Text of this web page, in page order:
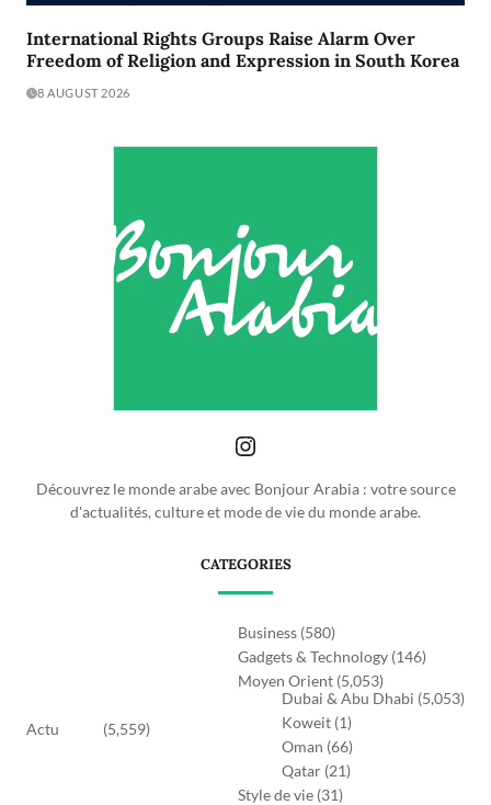
International Rights Groups Raise Alarm Over
Freedom of Religion and Expression in South Korea
8 AUGUST 2026
Découvrez le monde arabe avec Bonjour Arabia : votre source
d'actualités, culture et mode de vie du monde arabe.
CATEGORIES
Actu (5,559)
Business (580)
Gadgets & Technology (146)
Moyen Orient (5,053)
Dubai & Abu Dhabi (5,053)
Koweit (1)
Oman (66)
Qatar (21)
Style de vie (31)